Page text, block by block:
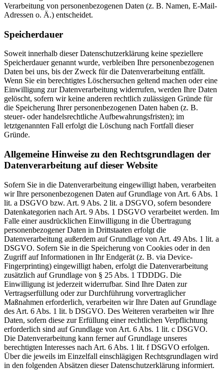
Verarbeitung von personenbezogenen Daten (z. B. Namen, E-Mail-
Adressen o. Ä.) entscheidet.
Speicherdauer
Soweit innerhalb dieser Datenschutzerklärung keine speziellere
Speicherdauer genannt wurde, verbleiben Ihre personenbezogenen
Daten bei uns, bis der Zweck für die Datenverarbeitung entfällt.
Wenn Sie ein berechtigtes Löschersuchen geltend machen oder eine
Einwilligung zur Datenverarbeitung widerrufen, werden Ihre Daten
gelöscht, sofern wir keine anderen rechtlich zulässigen Gründe für
die Speicherung Ihrer personenbezogenen Daten haben (z. B.
steuer- oder handelsrechtliche Aufbewahrungsfristen); im
letztgenannten Fall erfolgt die Löschung nach Fortfall dieser
Gründe.
Allgemeine Hinweise zu den Rechtsgrundlagen der
Datenverarbeitung auf dieser Website
Sofern Sie in die Datenverarbeitung eingewilligt haben, verarbeiten
wir Ihre personenbezogenen Daten auf Grundlage von Art. 6 Abs. 1
lit. a DSGVO bzw. Art. 9 Abs. 2 lit. a DSGVO, sofern besondere
Datenkategorien nach Art. 9 Abs. 1 DSGVO verarbeitet werden. Im
Falle einer ausdrücklichen Einwilligung in die Übertragung
personenbezogener Daten in Drittstaaten erfolgt die
Datenverarbeitung außerdem auf Grundlage von Art. 49 Abs. 1 lit. a
DSGVO. Sofern Sie in die Speicherung von Cookies oder in den
Zugriff auf Informationen in Ihr Endgerät (z. B. via Device-
Fingerprinting) eingewilligt haben, erfolgt die Datenverarbeitung
zusätzlich auf Grundlage von § 25 Abs. 1 TDDDG. Die
Einwilligung ist jederzeit widerrufbar. Sind Ihre Daten zur
Vertragserfüllung oder zur Durchführung vorvertraglicher
Maßnahmen erforderlich, verarbeiten wir Ihre Daten auf Grundlage
des Art. 6 Abs. 1 lit. b DSGVO. Des Weiteren verarbeiten wir Ihre
Daten, sofern diese zur Erfüllung einer rechtlichen Verpflichtung
erforderlich sind auf Grundlage von Art. 6 Abs. 1 lit. c DSGVO.
Die Datenverarbeitung kann ferner auf Grundlage unseres
berechtigten Interesses nach Art. 6 Abs. 1 lit. f DSGVO erfolgen.
Über die jeweils im Einzelfall einschlägigen Rechtsgrundlagen wird
in den folgenden Absätzen dieser Datenschutzerklärung informiert.